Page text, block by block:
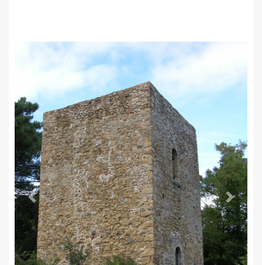
Previous Next